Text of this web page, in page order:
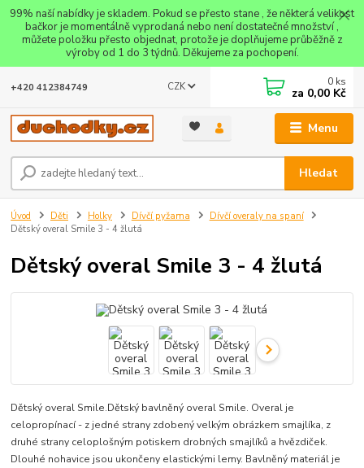
99% naší nabídky je skladem. Pokud se přesto stane , že některá velikost
bačkor je momentálně vyprodaná nebo není dostatečné množství ,
můžete položku přesto objednat, protože je doplňujeme průběžně z
výroby od 1 do 3 týdnů. Děkujeme za pochopení.
Menu
CZK
Hledat
+420 412384749 0 ks
za 0,00 Kč
Úvod Děti Holky Dívčí pyžama
Dívčí overaly na spaní
Dětský overal Smile 3 - 4 žlutá
Dětský overal Smile 3 - 4 žlutá
Dětský overal Smile.Dětský bavlněný overal Smile. Overal je
celopropínací - z jedné strany zdobený velkým obrázkem smajlíka, z
druhé strany celoplošným potiskem drobných smajlíků a hvězdiček.
Dlouhé nohavice jsou ukončeny elastickými lemy. Bavlněný materiál je